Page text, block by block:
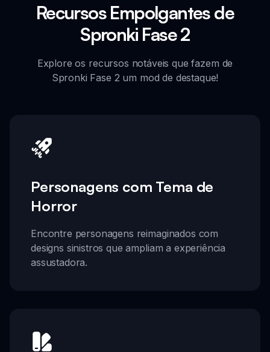
Recursos Empolgantes de
Spronki Fase 2
Explore os recursos notáveis que fazem de
Spronki Fase 2 um mod de destaque!
Personagens com Tema de
Horror
Encontre personagens reimaginados com
designs sinistros que ampliam a experiência
assustadora.